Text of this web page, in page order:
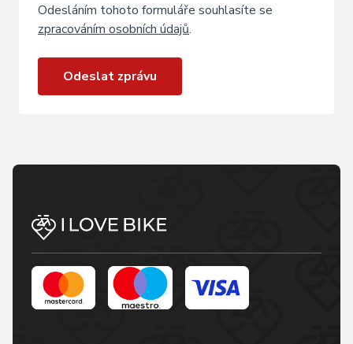
Odesláním tohoto formuláře souhlasíte se
zpracováním osobních údajů.
Odeslat zprávu